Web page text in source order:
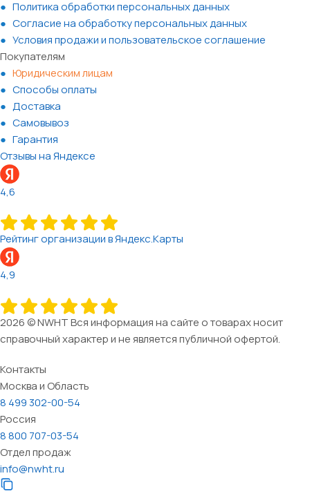
Политика обработки персональных данных
Согласие на обработку персональных данных
Условия продажи и пользовательское соглашение
Покупателям
Юридическим лицам
Способы оплаты
Доставка
Самовывоз
Гарантия
Отзывы на Яндексе
4,6
Рейтинг организации в Яндекс.Карты
4,9
2026 © NWHT Вся информация на сайте о товарах носит
справочный характер и не является публичной офертой.
Контакты
Москва и Область
8 499 302-00-54
Россия
8 800 707-03-54
Отдел продаж
info@nwht.ru